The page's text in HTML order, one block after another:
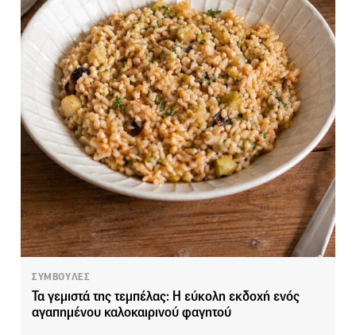
ΣΥΜΒΟΥΛΕΣ
Τα γεμιστά της τεμπέλας: Η εύκολη εκδοχή ενός
αγαπημένου καλοκαιρινού φαγητού